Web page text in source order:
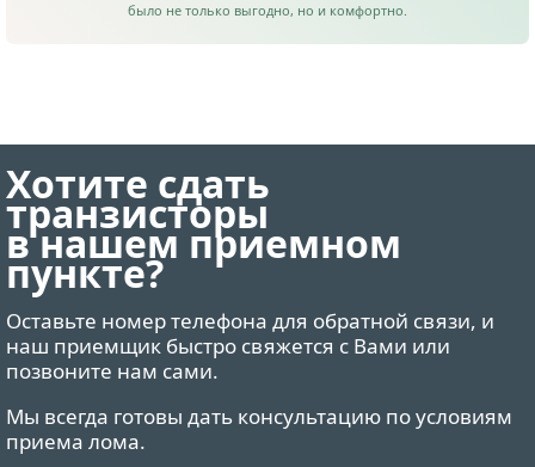
было не только выгодно, но и комфортно.
Хотите сдать
транзисторы
в нашем приемном
пункте?
Оставьте номер телефона для обратной связи, и
наш приемщик быстро свяжется с Вами или
позвоните нам сами.
Мы всегда готовы дать консультацию по условиям
приема лома.